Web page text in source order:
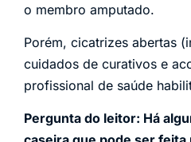
o membro amputado.
Porém, cicatrizes abertas
cuidados de curativos e
profissional de saúde
Pergunta do leitor: Há